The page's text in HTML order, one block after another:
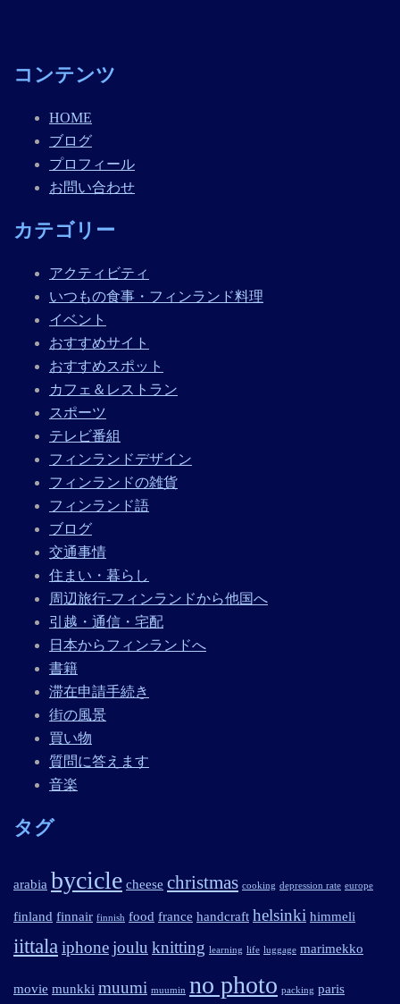
コンテンツ
HOME
ブログ
プロフィール
お問い合わせ
カテゴリー
アクティビティ
いつもの食事・フィンランド料理
イベント
おすすめサイト
おすすめスポット
カフェ＆レストラン
スポーツ
テレビ番組
フィンランドデザイン
フィンランドの雑貨
フィンランド語
ブログ
交通事情
住まい・暮らし
周辺旅行-フィンランドから他国へ
引越・通信・宅配
日本からフィンランドへ
書籍
滞在申請手続き
街の風景
買い物
質問に答えます
音楽
タグ
arabia bycicle cheese christmas cooking depression rate europe
finland finnair finnish food france handcraft helsinki himmeli
iittalaiphonejoulu knitting learning life luggage marimekko
movie munkki muumi muumin no photo packing paris